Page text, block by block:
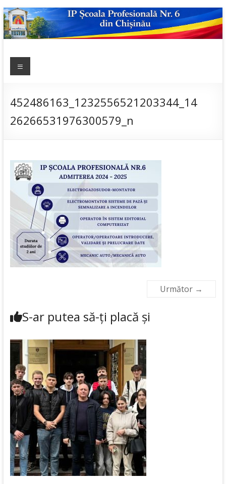
Skip
to
content
NR.6
scoala
nr.6; școală
admitere;
Meniu
452486163_1232556521203344_14
26266531976300579_n
Următor →
S-ar putea să-ți placă și